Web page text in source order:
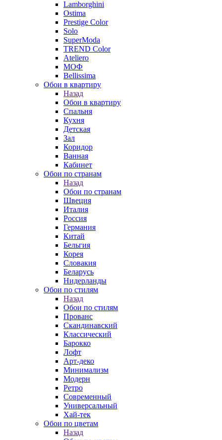
Lamborghini
Ostima
Prestige Color
Solo
SuperModa
TREND Color
Ateliero
МОФ
Bellissima
Обои в квартиру
Назад
Обои в квартиру
Спальня
Кухня
Детская
Зал
Коридор
Ванная
Кабинет
Обои по странам
Назад
Обои по странам
Швеция
Италия
Россия
Германия
Китай
Бельгия
Корея
Словакия
Беларусь
Нидерланды
Обои по стилям
Назад
Обои по стилям
Прованс
Скандинавский
Классический
Барокко
Лофт
Арт-деко
Минимализм
Модерн
Ретро
Современный
Универсальный
Хай-тек
Обои по цветам
Назад